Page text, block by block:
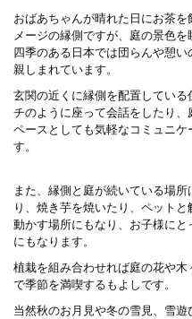
おばあちゃんが晴れた日にお茶
メージの縁側ですが、庭の景色を
四季のある日本では団らんや憩
親しまれています。
玄関の近くに縁側を配置してい
チのように座って会話をしたり
ペースとしても気軽なコミュニ
す。
また、縁側と庭が続いている場
り、焼き芋を焼いたり、ペット
動かす場所にもなり、お子様に
にもなります。
植栽を組み合わせれば庭の花や
で季節を満喫するもよしです。
当然秋のお月見や冬の雪見、雪